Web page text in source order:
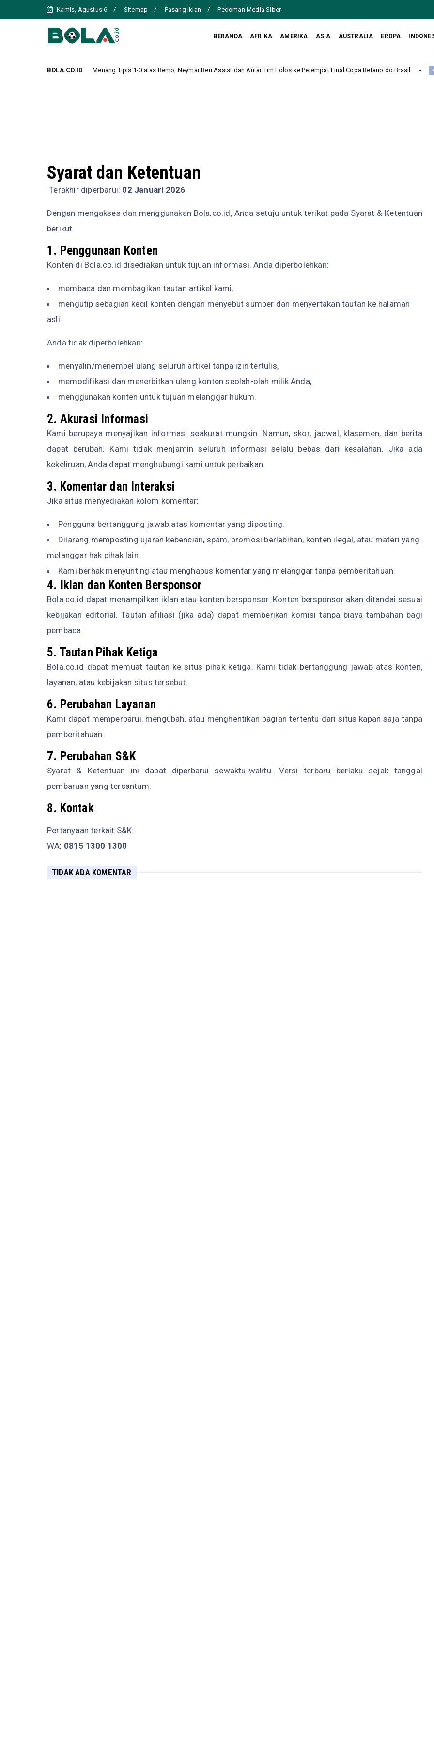
Kamis, Agustus 6 Sitemap Pasang Iklan Pedoman Media Siber
BERANDA AFRIKA AMERIKA ASIA AUSTRALIA EROPA
BOLA.CO.ID
Santos Menang Tipis 1-0 atas Remo, Neymar Beri Assist dan Antar Tim Lolos ke Perempat Final Copa Betano do Brasil Amerika Serikat
Syarat dan Ketentuan
Terakhir diperbarui: 02 Januari 2026
Dengan mengakses dan menggunakan Bola.co.id, Anda setuju untuk terikat pada Syarat & Ketentuan
berikut.
1. Penggunaan Konten
Konten di Bola.co.id disediakan untuk tujuan informasi. Anda diperbolehkan:
membaca dan membagikan tautan artikel kami,
mengutip sebagian kecil konten dengan menyebut sumber dan menyertakan tautan ke halaman
asli.
Anda tidak diperbolehkan:
menyalin/menempel ulang seluruh artikel tanpa izin tertulis,
memodifikasi dan menerbitkan ulang konten seolah-olah milik Anda,
menggunakan konten untuk tujuan melanggar hukum.
2. Akurasi Informasi
Kami berupaya menyajikan informasi seakurat mungkin. Namun, skor, jadwal, klasemen, dan berita
dapat berubah. Kami tidak menjamin seluruh informasi selalu bebas dari kesalahan. Jika ada
kekeliruan, Anda dapat menghubungi kami untuk perbaikan.
3. Komentar dan Interaksi
Jika situs menyediakan kolom komentar:
Pengguna bertanggung jawab atas komentar yang diposting.
Dilarang memposting ujaran kebencian, spam, promosi berlebihan, konten ilegal, atau materi yang
melanggar hak pihak lain.
Kami berhak menyunting atau menghapus komentar yang melanggar tanpa pemberitahuan.
4. Iklan dan Konten Bersponsor
Bola.co.id dapat menampilkan iklan atau konten bersponsor. Konten bersponsor akan ditandai sesuai
kebijakan editorial. Tautan afiliasi (jika ada) dapat memberikan komisi tanpa biaya tambahan bagi
pembaca.
5. Tautan Pihak Ketiga
Bola.co.id dapat memuat tautan ke situs pihak ketiga. Kami tidak bertanggung jawab atas konten,
layanan, atau kebijakan situs tersebut.
6. Perubahan Layanan
Kami dapat memperbarui, mengubah, atau menghentikan bagian tertentu dari situs kapan saja tanpa
pemberitahuan.
7. Perubahan S&K
Syarat & Ketentuan ini dapat diperbarui sewaktu-waktu. Versi terbaru berlaku sejak tanggal
pembaruan yang tercantum.
8. Kontak
Pertanyaan terkait S&K:
WA: 0815 1300 1300
TIDAK ADA KOMENTAR